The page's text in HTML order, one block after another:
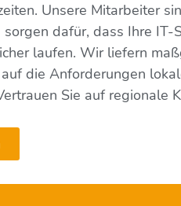
Unsere Mitarbeiter
dafür, dass Ihre IT-
laufen. Wir liefern
die Anforderungen
Sie auf regionale